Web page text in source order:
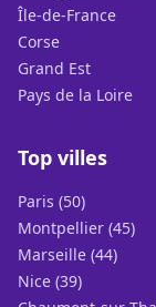
Île-de-France
Corse
Grand Est
Pays de la Loire
Top villes
Paris (50)
Montpellier (45)
Marseille (44)
Nice (39)